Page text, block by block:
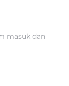
masuk dan